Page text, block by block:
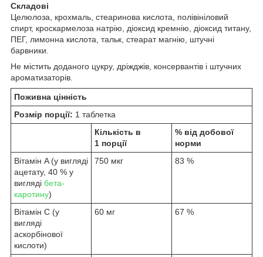
Складові
Целюлоза, крохмаль, стеаринова кислота, полівініловий
спирт, кроскармелоза натрію, діоксид кремнію, діоксид титану,
ПЕГ, лимонна кислота, тальк, стеарат магнію, штучні
барвники.
Не містить доданого цукру, дріжджів, консервантів і штучних
ароматизаторів.
Поживна цінність
Розмір порції: 1 таблетка
Кількість в
1 порції
% від добової
норми
Вітамін A (у вигляді
ацетату, 40 % у
вигляді бета-
каротину)
750 мкг 83 %
Вітамін C (у
вигляді
аскорбінової
кислоти)
60 мг 67 %